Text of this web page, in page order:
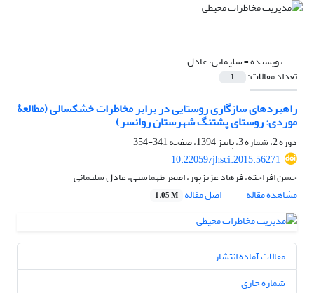
نویسنده =سلیمانی، عادل
تعداد مقالات: 1
راهبردهای سازگاری روستایی در برابر مخاطرات خشکسالی (مطالعۀ
موردی: روستای پشتنگ شهرستان روانسر)
دوره 2، شماره 3، پاییز 1394، صفحه
341-354
10.22059/jhsci.2015.56271
حسن افراخته، فرهاد عزیزپور، اصغر طهماسبی، عادل سلیمانی
مشاهده مقاله
اصل مقاله 1.05 M
مقالات آماده انتشار
شماره جاری